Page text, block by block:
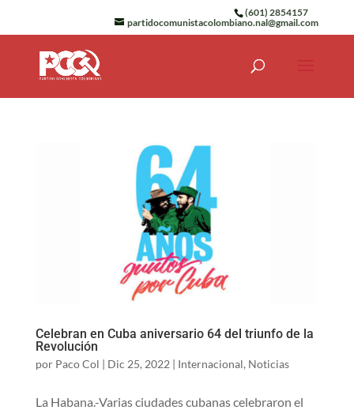
(601) 2854157
partidocomunistacolombiano.nal@gmail.com
Celebran en Cuba aniversario 64 del triunfo de la
Revolución
por Paco Col | Dic 25, 2022 | Internacional, Noticias
La Habana.-Varias ciudades cubanas celebraron el